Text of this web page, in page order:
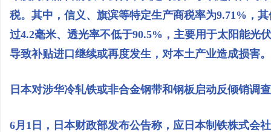
税。其中，信义、旗滨等特定生产商税率为9.71%，
过4.2毫米、透光率不低于90.5%，主要用于太阳能光
导致补贴进口继续或再度发生，对本土产业造成损害。
日本对涉华冷轧铁或非合金钢带和钢板启动反倾销调查
6月1日，日本财政部发布公告称，应日本制铁株式会